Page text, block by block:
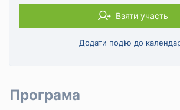
Програма
Взяти участь
Додати подію до